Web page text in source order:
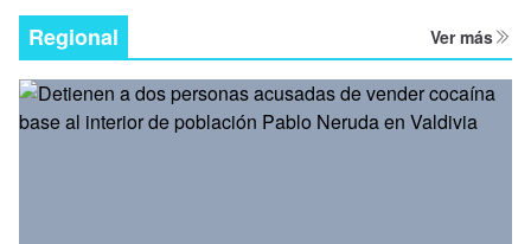
Regional Ver más